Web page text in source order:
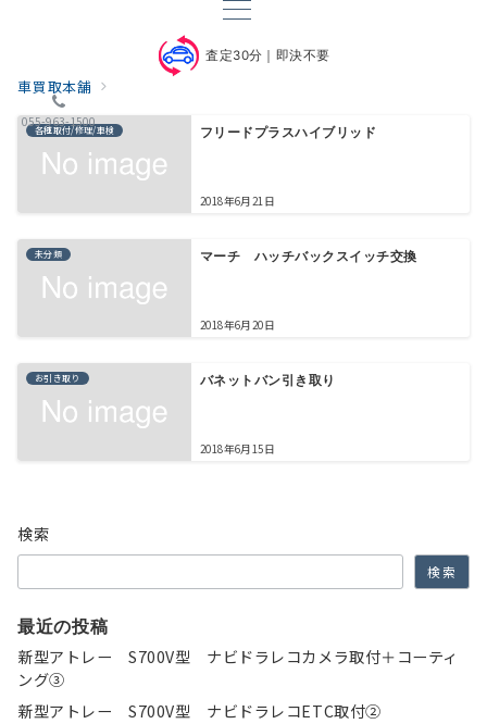
査定30分｜即決不要
055-963-1500
車買取本舗
各種取付/修理/車検 フリードプラスハイブリッド
2018年6月21日
未分類 マーチ ハッチバックスイッチ交換
2018年6月20日
お引き取り バネットバン引き取り
2018年6月15日
検索
検索
最近の投稿
新型アトレー S700V型 ナビドラレコカメラ取付＋コーティ
ング③
新型アトレー S700V型 ナビドラレコETC取付②